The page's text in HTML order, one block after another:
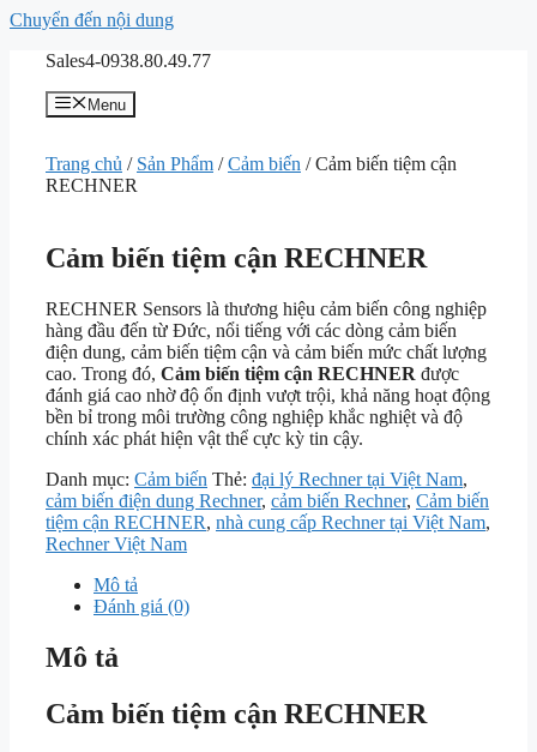
Chuyển đến nội dung
Sales4-0938.80.49.77
Menu
Trang chủ / Sản Phẩm /Cảm biến / Cảm biến tiệm cận
RECHNER
Cảm biến tiệm cận RECHNER
RECHNER Sensors là thương hiệu cảm biến công nghiệp
hàng đầu đến từ Đức, nổi tiếng với các dòng cảm biến
điện dung, cảm biến tiệm cận và cảm biến mức chất lượng
cao. Trong đó, Cảm biến tiệm cận RECHNER được
đánh giá cao nhờ độ ổn định vượt trội, khả năng hoạt động
bền bỉ trong môi trường công nghiệp khắc nghiệt và độ
chính xác phát hiện vật thể cực kỳ tin cậy.
Danh mục: Cảm biến Thẻ: đại lý Rechner tại Việt Nam,
cảm biến điện dung Rechner, cảm biến Rechner, Cảm biến
tiệm cận RECHNER, nhà cung cấp Rechner tại Việt Nam,
Rechner Việt Nam
Mô tả
Đánh giá (0)
Mô tả
Cảm biến tiệm cận RECHNER